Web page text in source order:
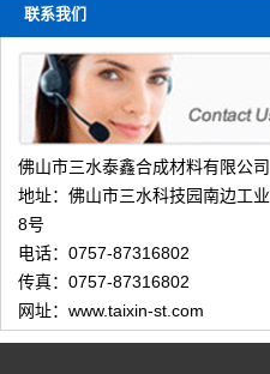
联系我们
佛山市三水泰鑫合成材料有限公司
地址：佛山市三水科技园南边工
8号
电话：0757-87316802
传真：0757-87316802
网址：www.taixin-st.com